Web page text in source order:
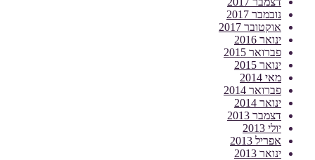
נובמבר 2017
אוקטובר 2017
ינואר 2016
פברואר 2015
ינואר 2015
מאי 2014
פברואר 2014
ינואר 2014
דצמבר 2013
יולי 2013
אפריל 2013
ינואר 2013